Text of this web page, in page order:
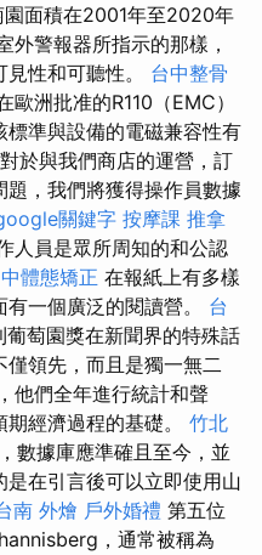
面積在2001年至2020年
外警報器所指示的那樣，
性和可聽性。 台中整骨
洲批准的R110（EMC）
準與設備的電磁兼容性有
對於與我們商店的運營，訂
，我們將獲得操作員數據
關鍵字 按摩課 推拿
人員是眾所周知的和公認
體態矯正 在報紙上有多樣
一個廣泛的閱讀營。 台
葡萄園獎在新聞界的特殊話
僅領先，而且是獨一無二
他們全年進行統計和聲
經濟過程的基礎。 竹北
數據庫應準確且至今，並
是在引言後可以立即使用山
南 外燴 戶外婚禮 第五位
，通常被稱為